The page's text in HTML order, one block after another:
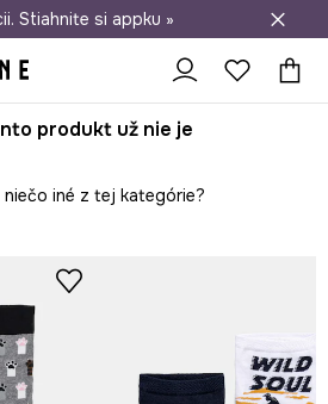
zadarmo od 50 €
Stiahnite si appku »
produkt už nie je
niečo iné z tej kategórie?